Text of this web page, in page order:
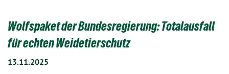
Wolfspaket der Bundesregierung: Totalausfall
für echten Weidetierschutz
13.11.2025